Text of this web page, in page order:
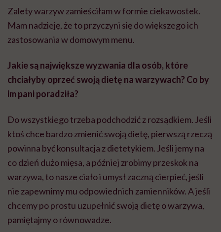
Zalety warzyw zamieściłam w formie ciekawostek.
Mam nadzieję, że to przyczyni się do większego ich
zastosowania w domowym menu.
Jakie są największe wyzwania dla osób, które
chciałyby oprzeć swoją dietę na warzywach? Co by
im pani poradziła?
Do wszystkiego trzeba podchodzić z rozsądkiem. Jeśli
ktoś chce bardzo zmienić swoją dietę, pierwszą rzeczą
powinna być konsultacja z dietetykiem. Jeśli jemy na
co dzień dużo mięsa, a później zrobimy przeskok na
warzywa, to nasze ciało i umysł zaczną cierpieć, jeśli
nie zapewnimy mu odpowiednich zamienników. A jeśli
chcemy po prostu uzupełnić swoją dietę o warzywa,
pamiętajmy o równowadze.